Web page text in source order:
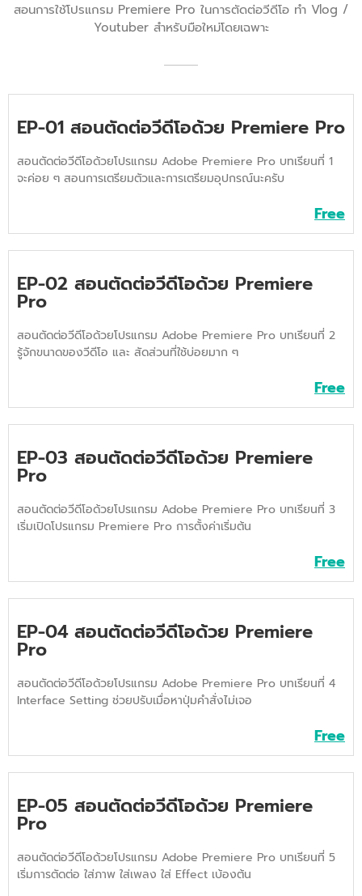
สอนการใช้โปรแกรม Premiere Pro ในการตัดต่อวีดีโอ ทำ Vlog /
Youtuber สำหรับมือใหม่โดยเฉพาะ
EP-01 สอนตัดต่อวีดีโอด้วย Premiere Pro
สอนตัดต่อวีดีโอด้วยโปรแกรม Adobe Premiere Pro บทเรียนที่ 1
จะค่อย ๆ สอนการเตรียมตัวและการเตรียมอุปกรณ์นะครับ
Free
EP-02 สอนตัดต่อวีดีโอด้วย Premiere
Pro
สอนตัดต่อวีดีโอด้วยโปรแกรม Adobe Premiere Pro บทเรียนที่ 2
รู้จักขนาดของวีดีโอ และ สัดส่วนที่ใช้บ่อยมาก ๆ
Free
EP-03 สอนตัดต่อวีดีโอด้วย Premiere
Pro
สอนตัดต่อวีดีโอด้วยโปรแกรม Adobe Premiere Pro บทเรียนที่ 3
เริ่มเปิดโปรแกรม Premiere Pro การตั้งค่าเริ่มต้น
Free
EP-04 สอนตัดต่อวีดีโอด้วย Premiere
Pro
สอนตัดต่อวีดีโอด้วยโปรแกรม Adobe Premiere Pro บทเรียนที่ 4
Interface Setting ช่วยปรับเมื่อหาปุ่มคำสั่งไม่เจอ
Free
EP-05 สอนตัดต่อวีดีโอด้วย Premiere
Pro
สอนตัดต่อวีดีโอด้วยโปรแกรม Adobe Premiere Pro บทเรียนที่ 5
เริ่มการตัดต่อ ใส่ภาพ ใส่เพลง ใส่ Effect เบ้องต้น